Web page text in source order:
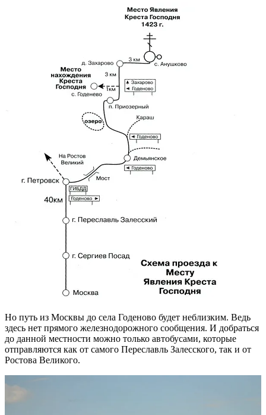
Но путь из Москвы до села Годеново будет неблизким. Ведь
здесь нет прямого железнодорожного сообщения. И добраться
до данной местности можно только автобусами, которые
отправляются как от самого Переславль Залесского, так и от
Ростова Великого.